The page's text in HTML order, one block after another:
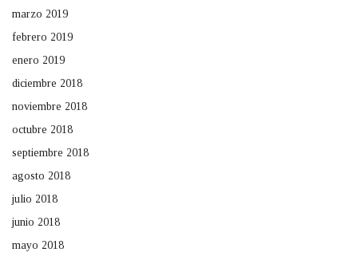
marzo 2019
febrero 2019
enero 2019
diciembre 2018
noviembre 2018
octubre 2018
septiembre 2018
agosto 2018
julio 2018
junio 2018
mayo 2018